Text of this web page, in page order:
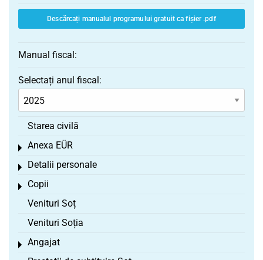
Descărcați manualul programului gratuit ca fișier .pdf
Manual fiscal:
Selectați anul fiscal:
Starea civilă
Anexa EÜR
Toggle menu
Detalii personale
Toggle menu
Copii
Toggle menu
Venituri Soț
Venituri Soția
Angajat
Toggle menu